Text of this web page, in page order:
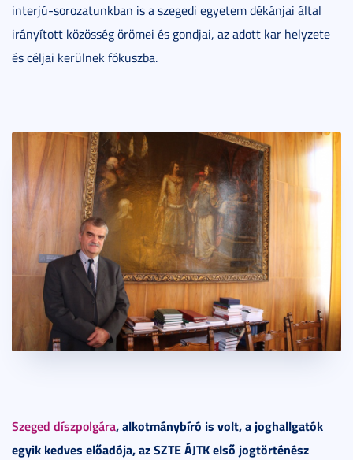
interjú-sorozatunkban is a szegedi egyetem dékánjai által
irányított közösség örömei és gondjai, az adott kar helyzete
és céljai kerülnek fókuszba.
Szeged díszpolgára, alkotmánybíró is volt, a joghallgatók
egyik kedves előadója, az SZTE ÁJTK első jogtörténész